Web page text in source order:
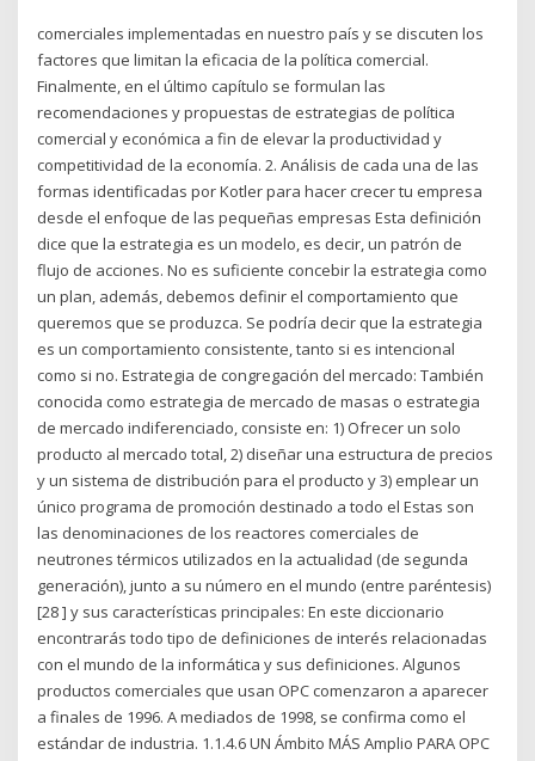
comerciales implementadas en nuestro país y se discuten los
factores que limitan la eficacia de la política comercial.
Finalmente, en el último capítulo se formulan las
recomendaciones y propuestas de estrategias de política
comercial y económica a fin de elevar la productividad y
competitividad de la economía. 2. Análisis de cada una de las
formas identificadas por Kotler para hacer crecer tu empresa
desde el enfoque de las pequeñas empresas Esta definición
dice que la estrategia es un modelo, es decir, un patrón de
flujo de acciones. No es suficiente concebir la estrategia como
un plan, además, debemos definir el comportamiento que
queremos que se produzca. Se podría decir que la estrategia
es un comportamiento consistente, tanto si es intencional
como si no. Estrategia de congregación del mercado: También
conocida como estrategia de mercado de masas o estrategia
de mercado indiferenciado, consiste en: 1) Ofrecer un solo
producto al mercado total, 2) diseñar una estructura de precios
y un sistema de distribución para el producto y 3) emplear un
único programa de promoción destinado a todo el Estas son
las denominaciones de los reactores comerciales de
neutrones térmicos utilizados en la actualidad (de segunda
generación), junto a su número en el mundo (entre paréntesis)
[28 ] y sus características principales: En este diccionario
encontrarás todo tipo de definiciones de interés relacionadas
con el mundo de la informática y sus definiciones. Algunos
productos comerciales que usan OPC comenzaron a aparecer
a finales de 1996. A mediados de 1998, se confirma como el
estándar de industria. 1.1.4.6 UN Ámbito MÁS Amplio PARA OPC